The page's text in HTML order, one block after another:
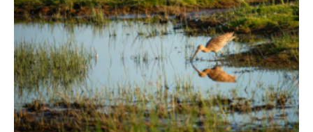
le
Conseil
d’État
annule
les
nouvelles
règles